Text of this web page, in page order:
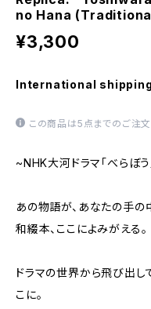
no Hana
¥3,300
International
この商品は5点までのご注文
~NHK大河ドラマ「べらぼ
あの物語が、あなたの手
和綴本、ここによみがえる。
ドラマの世界から飛び出し
こに。